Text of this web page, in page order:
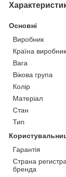
Основні
Виробник
Країна виробник
Вага
Вікова група
Колір
Матеріал
Стан
Тип
Гарантія
Страна
бренда